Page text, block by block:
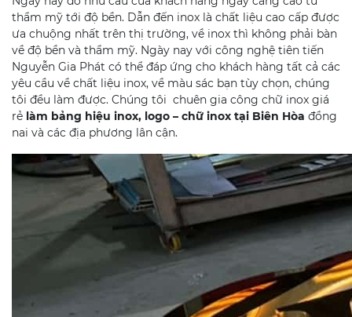
thẩm mỹ tới độ bền. Dẫn đến inox là chất liệu cao cấp được
ưa chuộng nhất trên thị trường, về inox thì không phải bàn
về độ bền và thẩm mỹ. Ngày nay với công nghệ tiên tiến
Nguyễn Gia Phát có thể đáp ứng cho khách hàng tất cả các
yêu cầu về chất liệu inox, về màu sác bạn tùy chọn, chúng
tôi đều làm được. Chúng tôi chuên gia công chữ inox giá
rẻ làm bảng hiệu inox, logo – chữ inox tại Biên Hòa đồng
nai và các địa phương lân cận.